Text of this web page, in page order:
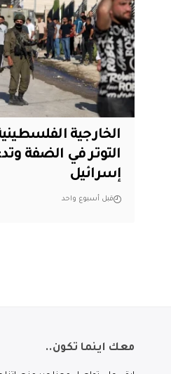
الخارجية
التوتر في الضفة
إسرائيل
قبل أسبوع واحد
معك اينما تكون..